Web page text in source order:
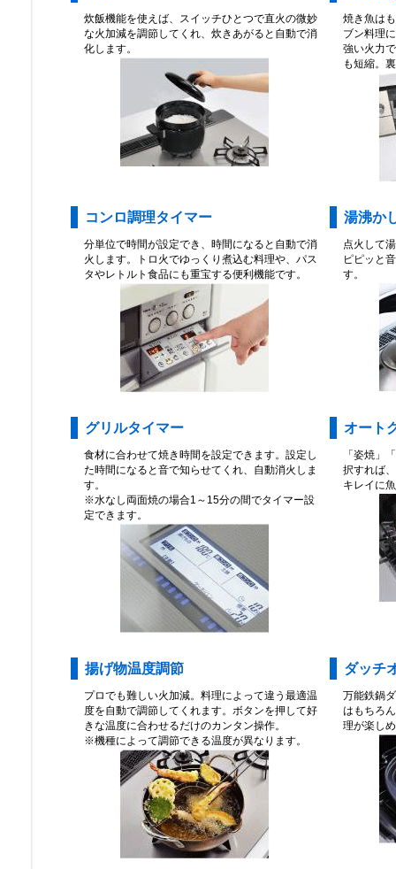
炊飯機能を使えば、スイッチひとつで直火の微妙
な火加減を調節してくれ、炊きあがると自動で消
化します。
焼き魚は
ブン料理
強い火力
も短縮。
コンロ調理タイマー
分単位で時間が設定でき、時間になると自動で消
火します。トロ火でゆっくり煮込む料理や、パス
タやレトルト食品にも重宝する便利機能です。
湯沸か
点火して
ピピッと
す。
グリルタイマー
食材に合わせて焼き時間を設定できます。設定し
た時間になると音で知らせてくれ、自動消火しま
す。
※水なし両面焼の場合1～15分の間でタイマー設
定できます。
オート
「姿焼」
択すれば
キレイに
揚げ物温度調節
プロでも難しい火加減。料理によって違う最適温
度を自動で調節してくれます。ボタンを押して好
きな温度に合わせるだけのカンタン操作。
※機種によって調節できる温度が異なります。
ダッチ
万能鉄鍋
はもちろ
理が楽し